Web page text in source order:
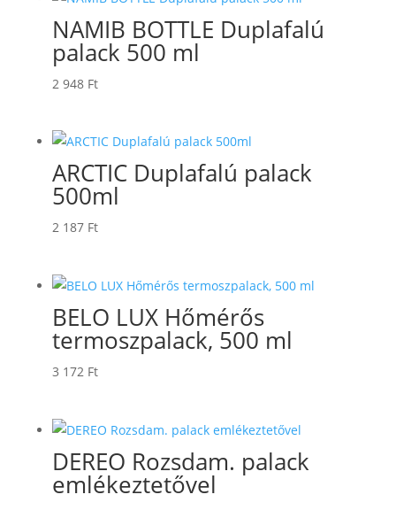
NAMIB BOTTLE Duplafalú
palack 500 ml
2 948 Ft
ARCTIC Duplafalú palack
500ml
2 187 Ft
BELO LUX Hőmérős
termoszpalack, 500 ml
3 172 Ft
DEREO Rozsdam. palack
emlékeztetővel